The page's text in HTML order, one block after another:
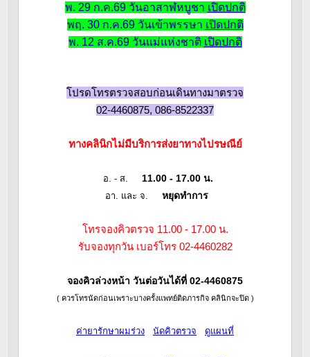
พ. 29 ก.ค.69 วันอาสาฬหบูชา เปิดปกติ
พฤ. 30 ก.ค.69 วันเข้าพรรษา เปิดปกติ
พ. 12 ส.ค.69 วันแม่แห่งชาติ เปิดปกติ
โปรดโทรตรวจสอบก่อนเดินทางมาตรวจ
02-4460875, 086-8522337
ทางคลินิกไม่มีบริการส่งยาทางไปรษณีย์
อ. - ส. 11.00 - 17.00 น.
อา. และ จ. หยุดทำการ
โทรจองคิวตรวจ 11.00 - 17.00 น.
รับจองทุกวัน เบอร์โทร 02-4460282
จองคิวล่วงหน้า วันต่อวันได้ที่ 02-4460875
( ควรโทรนัดก่อนเพราะบางครั้งแพทย์ติดภารกิจ คลินิกจะปิด )
ค่ายารักษาผมร่วง นัดคิวตรวจ ดูแผนที่